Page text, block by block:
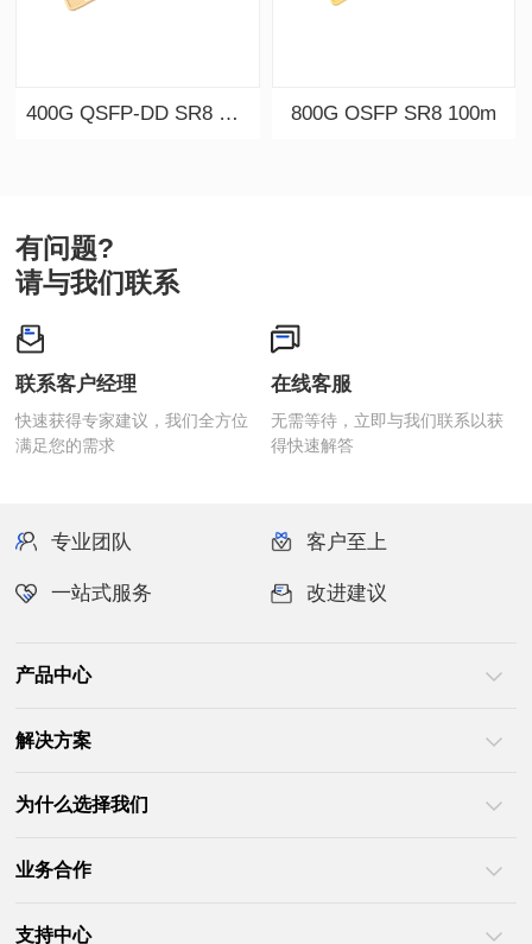
400G QSFP-DD SR8 100m 800G OSFP SR8 100m
有问题?
请与我们联系
联系客户经理
满足您的需求
在线客服
得快速解答
专业团队 客户至上
一站式服务 改进建议
产品中心
解决方案
为什么选择我们
业务合作
支持中心